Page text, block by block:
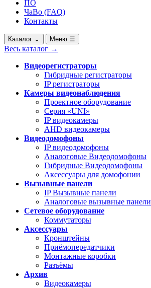
ПО
ЧаВо (FAQ)
Контакты
Каталог ⌄ Меню ☰
Весь каталог →
Видеорегистраторы
Гибридные регистраторы
IP регистраторы
Камеры видеонаблюдения
Проектное оборудование
Серия «UNI»
IP видеокамеры
AHD видеокамеры
Видеодомофоны
IP видеодомофоны
Аналоговые Видеодомофоны
Гибридные Видеодомофоны
Аксессуары для домофонии
Вызывные панели
IP Вызывные панели
Аналоговые вызывные панели
Сетевое оборудование
Коммутаторы
Аксессуары
Кронштейны
Приёмопередатчики
Монтажные коробки
Разъёмы
Архив
Видеокамеры